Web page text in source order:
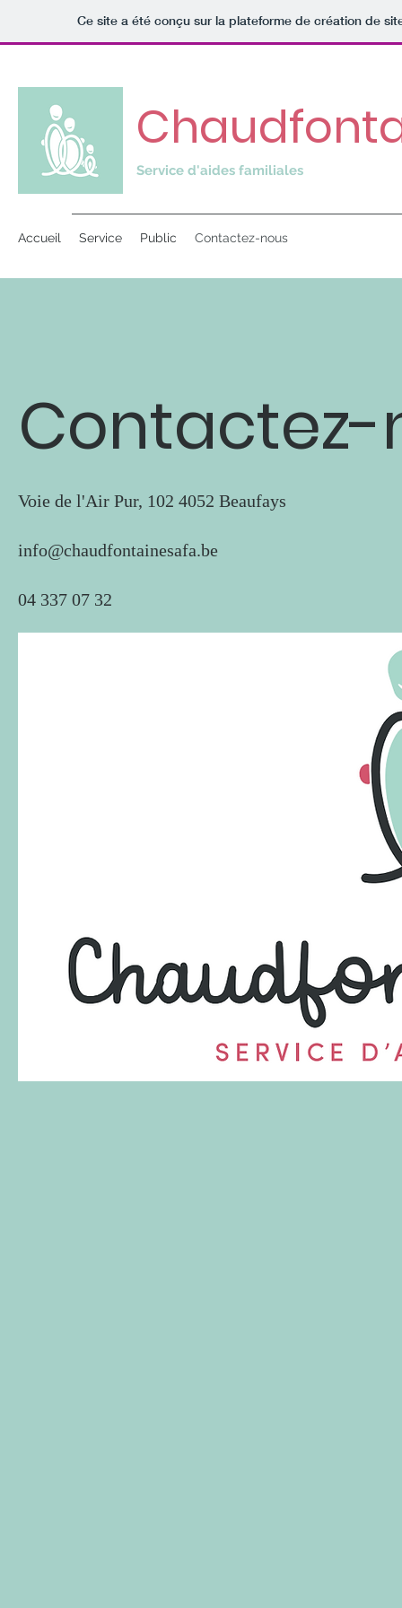
Ce site a été conçu sur la plateforme de création de
Service d'aides familiales
Accueil Service Public Contactez-nous
Contactez-
Voie de l'Air Pur, 102 4052 Beaufays
info@chaudfontainesafa.be
04 337 07 32